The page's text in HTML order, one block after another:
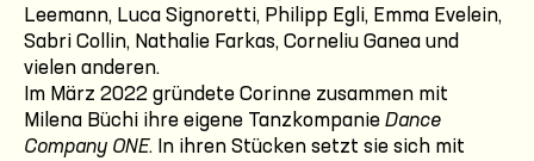
Leemann, Luca Signoretti, Philipp Egli, Emma Evelein,
Sabri Collin, Nathalie Farkas, Corneliu Ganea und
vielen anderen.
Im März 2022 gründete Corinne zusammen mit
Milena Büchi ihre eigene Tanzkompanie Dance
Company ONE. In ihren Stücken setzt sie sich mit